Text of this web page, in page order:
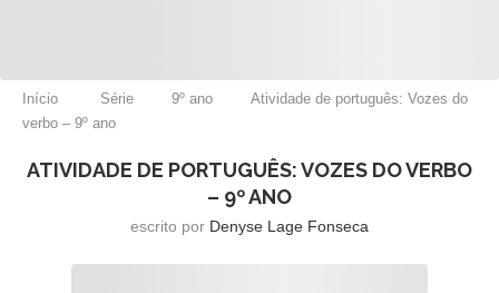
Início Série 9º ano
Atividade de português: Vozes do
verbo – 9º ano
ATIVIDADE DE PORTUGUÊS: VOZES DO VERBO
– 9º ANO
escrito por Denyse Lage Fonseca